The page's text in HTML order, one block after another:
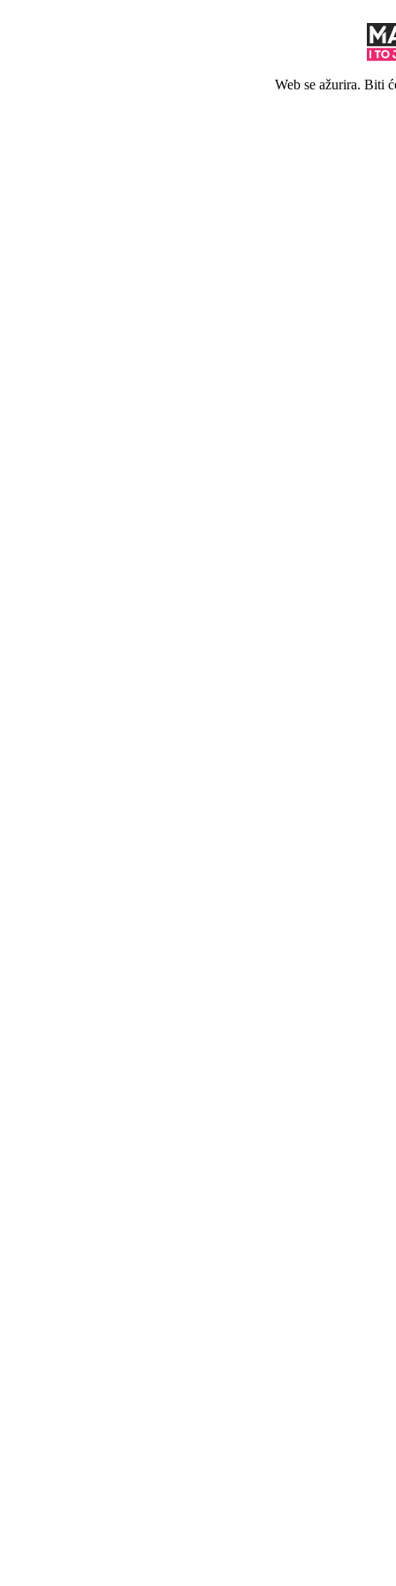
Web se ažurira. Biti